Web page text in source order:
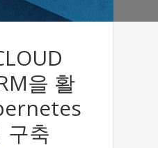
을 활
구축